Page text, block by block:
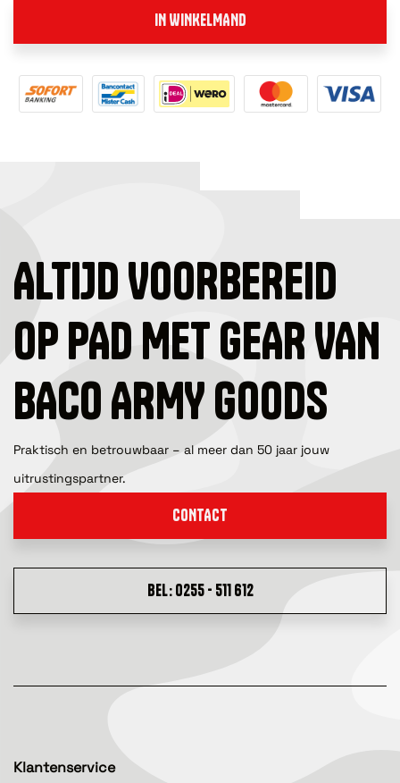
IN WINKELMAND
ALTIJD VOORBEREID
OP PAD MET GEAR VAN
BACO ARMY GOODS
Praktisch en betrouwbaar – al meer dan 50 jaar jouw
uitrustingspartner.
CONTACT
BEL: 0255 - 511 612
Klantenservice